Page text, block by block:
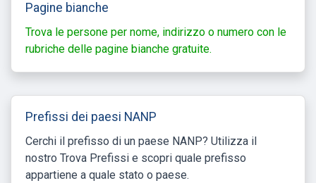
Pagine bianche
Trova le persone per nome, indirizzo o numero con le
rubriche delle pagine bianche gratuite.
Prefissi dei paesi NANP
Cerchi il prefisso di un paese NANP? Utilizza il
nostro Trova Prefissi e scopri quale prefisso
appartiene a quale stato o paese.